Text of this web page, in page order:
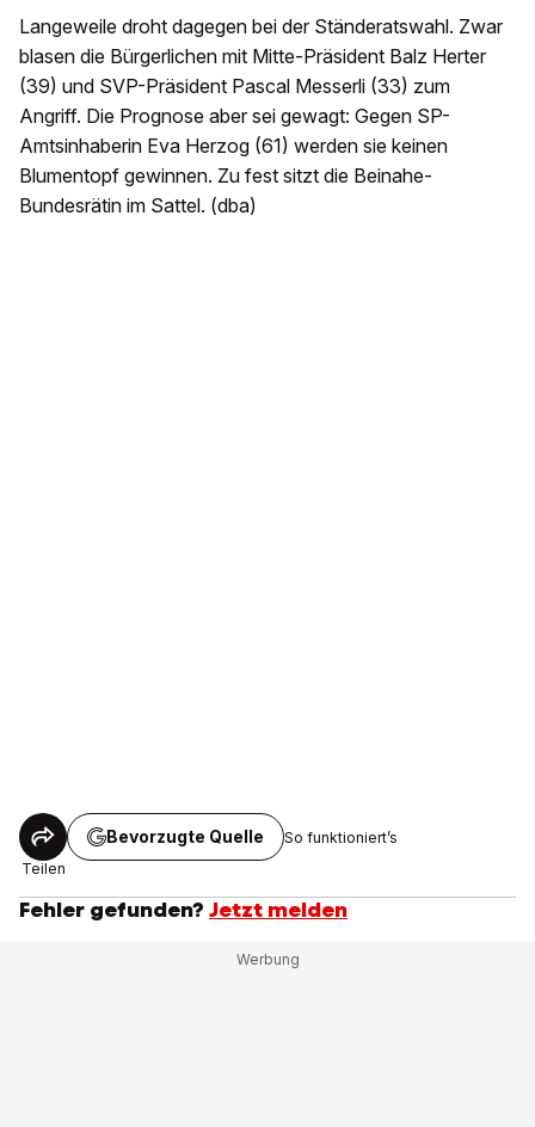
Langeweile droht dagegen bei der Ständeratswahl. Zwar
blasen die Bürgerlichen mit Mitte-Präsident Balz Herter
(39) und SVP-Präsident Pascal Messerli (33) zum
Angriff. Die Prognose aber sei gewagt: Gegen SP-
Amtsinhaberin Eva Herzog (61) werden sie keinen
Blumentopf gewinnen. Zu fest sitzt die Beinahe-
Bundesrätin im Sattel. (dba)
Teilen
Bevorzugte Quelle So funktioniert’s
Fehler gefunden? Jetzt melden